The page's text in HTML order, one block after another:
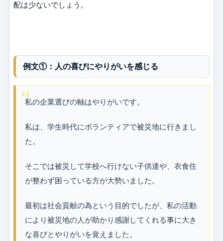
配は少ないでしょう。
例文①：人の喜びにやりがいを感じる
私の企業選びの軸はやりがいです。
私は、学生時代にボランティアで被災地に行きまし
た。
そこでは被災して学校へ行けない子供達や、衣食住
が整わず困っている方が大勢いました。
最初は社会貢献の為という目的でしたが、私の活動
により被災地の人が助かり感謝してくれる事に大き
な喜びとやりがいを覚えました。